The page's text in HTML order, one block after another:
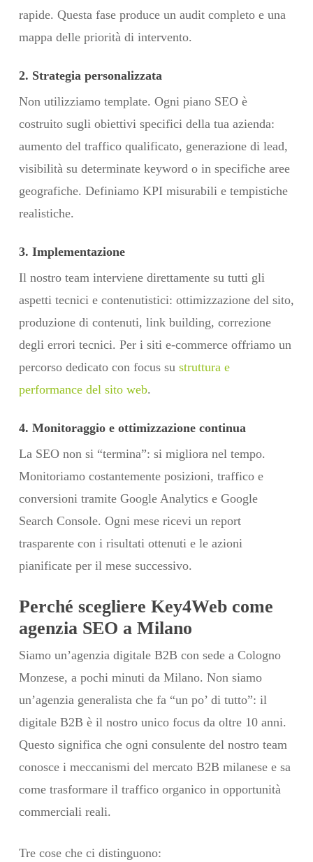
rapide. Questa fase produce un audit completo e una
mappa delle priorità di intervento.
2. Strategia personalizzata
Non utilizziamo template. Ogni piano SEO è
costruito sugli obiettivi specifici della tua azienda:
aumento del traffico qualificato, generazione di lead,
visibilità su determinate keyword o in specifiche aree
geografiche. Definiamo KPI misurabili e tempistiche
realistiche.
3. Implementazione
Il nostro team interviene direttamente su tutti gli
aspetti tecnici e contenutistici: ottimizzazione del sito,
produzione di contenuti, link building, correzione
degli errori tecnici. Per i siti e-commerce offriamo un
percorso dedicato con focus su struttura e
performance del sito web.
4. Monitoraggio e ottimizzazione continua
La SEO non si “termina”: si migliora nel tempo.
Monitoriamo costantemente posizioni, traffico e
conversioni tramite Google Analytics e Google
Search Console. Ogni mese ricevi un report
trasparente con i risultati ottenuti e le azioni
pianificate per il mese successivo.
Perché scegliere Key4Web come
agenzia SEO a Milano
Siamo un’agenzia digitale B2B con sede a Cologno
Monzese, a pochi minuti da Milano. Non siamo
un’agenzia generalista che fa “un po’ di tutto”: il
digitale B2B è il nostro unico focus da oltre 10 anni.
Questo significa che ogni consulente del nostro team
conosce i meccanismi del mercato B2B milanese e sa
come trasformare il traffico organico in opportunità
commerciali reali.
Tre cose che ci distinguono: